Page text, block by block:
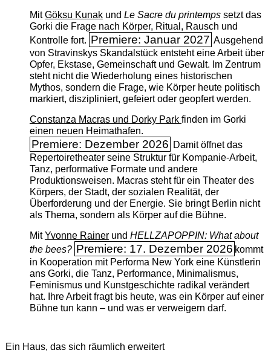
MitGöksu Kunakund Le Sacre du printempssetzt das
Gorki die Frage nach Körper, Ritual, Rausch und
Kontrolle fort. Premiere: Januar 2027 Ausgehend
von Stravinskys Skandalstück entsteht eine Arbeit über
Opfer, Ekstase, Gemeinschaft und Gewalt. Im Zentrum
steht nicht die Wiederholung eines historischen
Mythos, sondern die Frage, wie Körper heute politisch
markiert, diszipliniert, gefeiert oder geopfert werden.
Constanza Macras und Dorky Park finden im Gorki
einen neuen Heimathafen.
Premiere: Dezember 2026 Damit öffnet das
Repertoiretheater seine Struktur für Kompanie-Arbeit,
Tanz, performative Formate und andere
Produktionsweisen. Macras steht für ein Theater des
Körpers, der Stadt, der sozialen Realität, der
Überforderung und der Energie. Sie bringt Berlin nicht
als Thema, sondern als Körper auf die Bühne.
MitYvonne Rainerund HELLZAPOPPIN: What about
the bees? Premiere: 17. Dezember 2026 kommt
in Kooperation mit Performa New York eine Künstlerin
ans Gorki, die Tanz, Performance, Minimalismus,
Feminismus und Kunstgeschichte radikal verändert
hat. Ihre Arbeit fragt bis heute, was ein Körper auf einer
Bühne tun kann – und was er verweigern darf.
Ein Haus, das sich räumlich erweitert